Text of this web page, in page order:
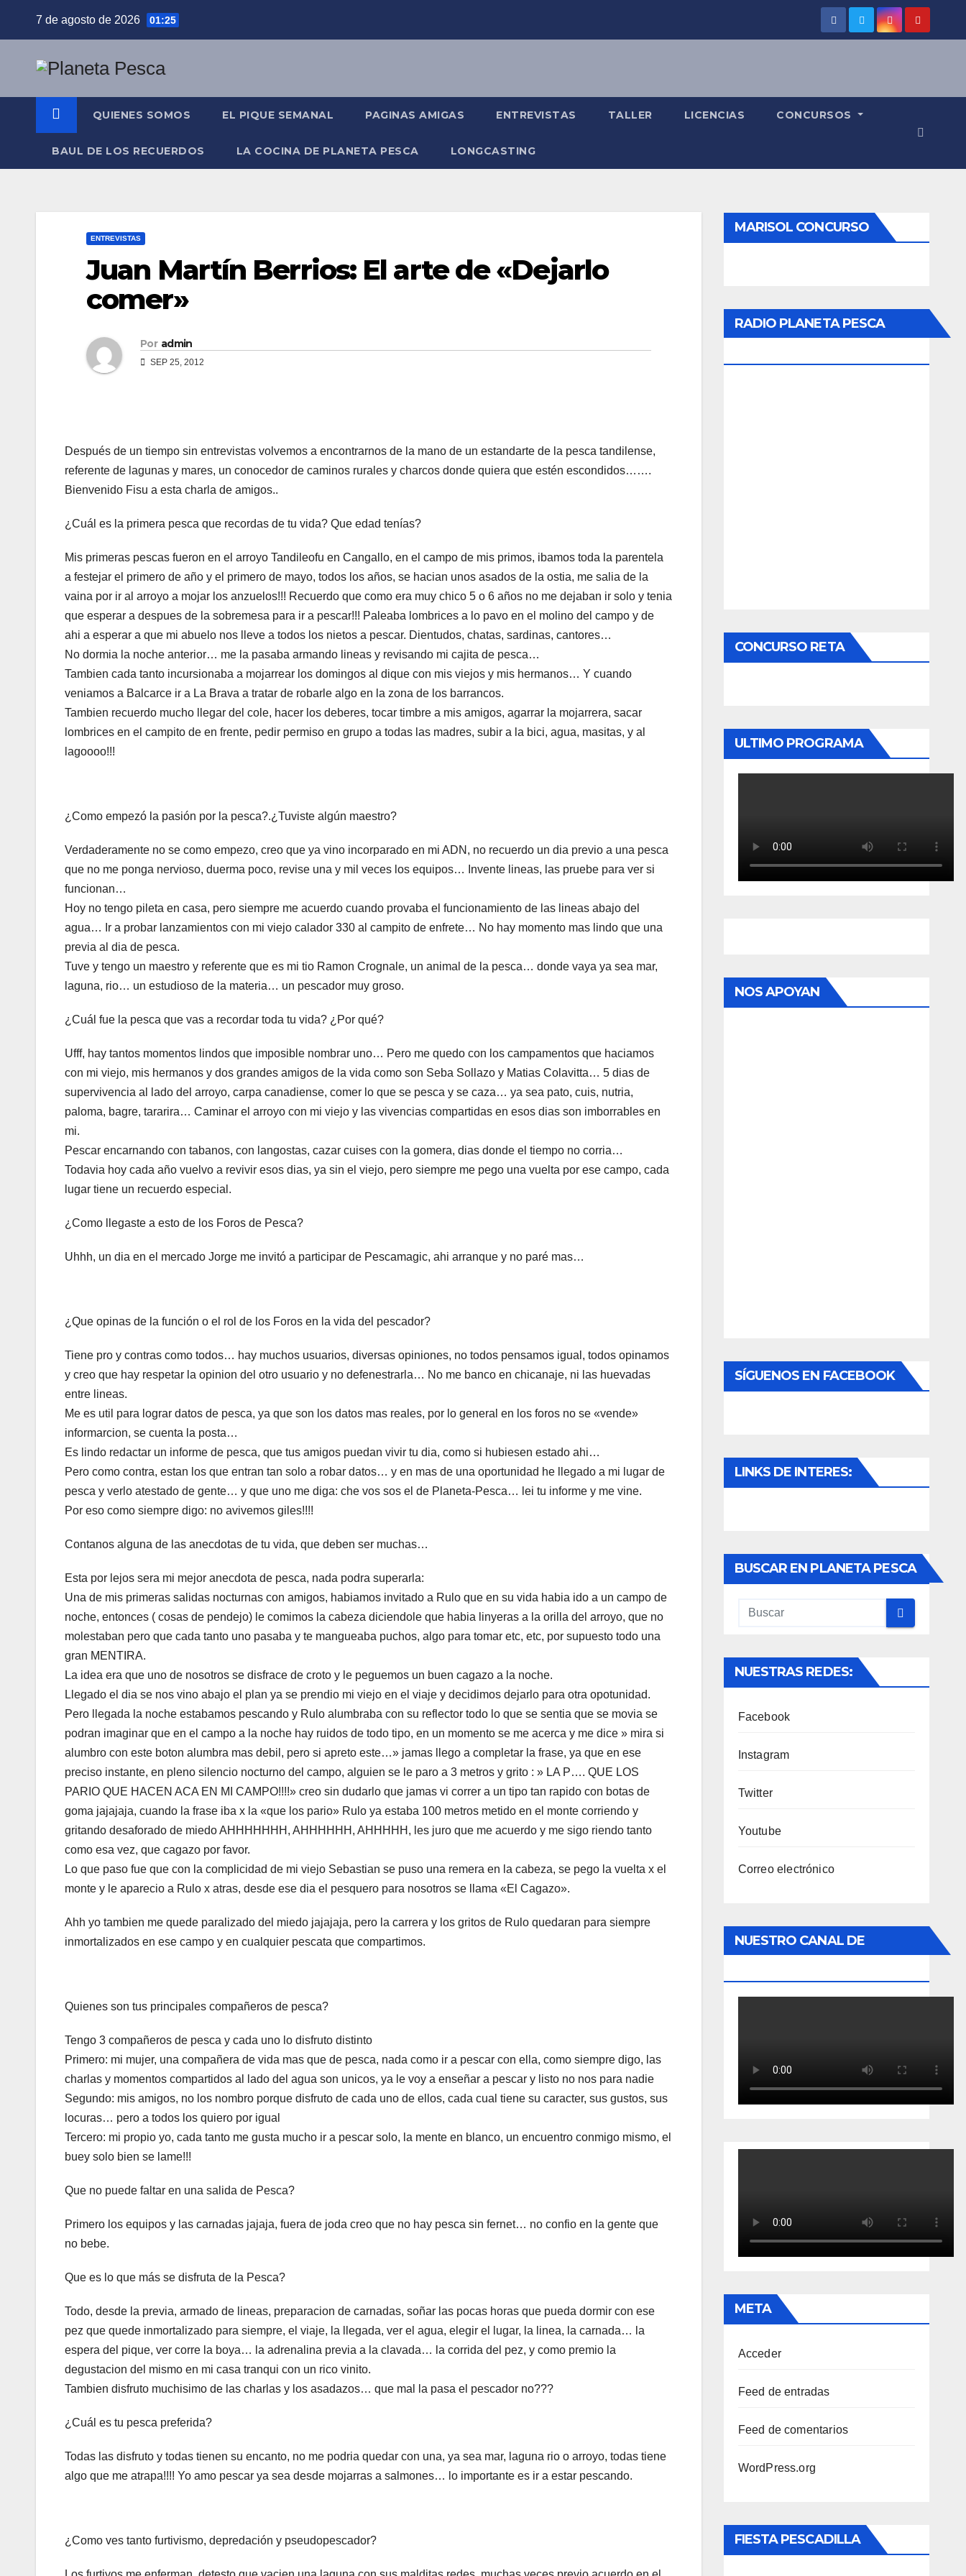
7 de agosto de 2026 01:25
QUIENES SOMOS EL PIQUE SEMANAL PAGINAS AMIGAS ENTREVISTAS TALLER LICENCIAS CONCURSOS
BAUL DE LOS RECUERDOS LA COCINA DE PLANETA PESCA LONGCASTING
ENTREVISTAS
Juan Martín Berrios: El arte de «Dejarlo
comer»
Por admin
SEP 25, 2012
Después de un tiempo sin entrevistas volvemos a encontrarnos de la mano de un estandarte de la pesca tandilense,
referente de lagunas y mares, un conocedor de caminos rurales y charcos donde quiera que estén escondidos…….
Bienvenido Fisu a esta charla de amigos..
¿Cuál es la primera pesca que recordas de tu vida? Que edad tenías?
Mis primeras pescas fueron en el arroyo Tandileofu en Cangallo, en el campo de mis primos, ibamos toda la parentela
a festejar el primero de año y el primero de mayo, todos los años, se hacian unos asados de la ostia, me salia de la
vaina por ir al arroyo a mojar los anzuelos!!! Recuerdo que como era muy chico 5 o 6 años no me dejaban ir solo y tenia
que esperar a despues de la sobremesa para ir a pescar!!! Paleaba lombrices a lo pavo en el molino del campo y de
ahi a esperar a que mi abuelo nos lleve a todos los nietos a pescar. Dientudos, chatas, sardinas, cantores…
No dormia la noche anterior… me la pasaba armando lineas y revisando mi cajita de pesca…
Tambien cada tanto incursionaba a mojarrear los domingos al dique con mis viejos y mis hermanos… Y cuando
veniamos a Balcarce ir a La Brava a tratar de robarle algo en la zona de los barrancos.
Tambien recuerdo mucho llegar del cole, hacer los deberes, tocar timbre a mis amigos, agarrar la mojarrera, sacar
lombrices en el campito de en frente, pedir permiso en grupo a todas las madres, subir a la bici, agua, masitas, y al
lagoooo!!!
¿Como empezó la pasión por la pesca?.¿Tuviste algún maestro?
Verdaderamente no se como empezo, creo que ya vino incorparado en mi ADN, no recuerdo un dia previo a una pesca
que no me ponga nervioso, duerma poco, revise una y mil veces los equipos… Invente lineas, las pruebe para ver si
funcionan…
Hoy no tengo pileta en casa, pero siempre me acuerdo cuando provaba el funcionamiento de las lineas abajo del
agua… Ir a probar lanzamientos con mi viejo calador 330 al campito de enfrete… No hay momento mas lindo que una
previa al dia de pesca.
Tuve y tengo un maestro y referente que es mi tio Ramon Crognale, un animal de la pesca… donde vaya ya sea mar,
laguna, rio… un estudioso de la materia… un pescador muy groso.
¿Cuál fue la pesca que vas a recordar toda tu vida? ¿Por qué?
Ufff, hay tantos momentos lindos que imposible nombrar uno… Pero me quedo con los campamentos que haciamos
con mi viejo, mis hermanos y dos grandes amigos de la vida como son Seba Sollazo y Matias Colavitta… 5 dias de
supervivencia al lado del arroyo, carpa canadiense, comer lo que se pesca y se caza… ya sea pato, cuis, nutria,
paloma, bagre, tararira… Caminar el arroyo con mi viejo y las vivencias compartidas en esos dias son imborrables en
mi.
Pescar encarnando con tabanos, con langostas, cazar cuises con la gomera, dias donde el tiempo no corria…
Todavia hoy cada año vuelvo a revivir esos dias, ya sin el viejo, pero siempre me pego una vuelta por ese campo, cada
lugar tiene un recuerdo especial.
¿Como llegaste a esto de los Foros de Pesca?
Uhhh, un dia en el mercado Jorge me invitó a participar de Pescamagic, ahi arranque y no paré mas…
¿Que opinas de la función o el rol de los Foros en la vida del pescador?
Tiene pro y contras como todos… hay muchos usuarios, diversas opiniones, no todos pensamos igual, todos opinamos
y creo que hay respetar la opinion del otro usuario y no defenestrarla… No me banco en chicanaje, ni las huevadas
entre lineas.
Me es util para lograr datos de pesca, ya que son los datos mas reales, por lo general en los foros no se «vende»
informarcion, se cuenta la posta…
Es lindo redactar un informe de pesca, que tus amigos puedan vivir tu dia, como si hubiesen estado ahi…
Pero como contra, estan los que entran tan solo a robar datos… y en mas de una oportunidad he llegado a mi lugar de
pesca y verlo atestado de gente… y que uno me diga: che vos sos el de Planeta-Pesca… lei tu informe y me vine.
Por eso como siempre digo: no avivemos giles!!!!
Contanos alguna de las anecdotas de tu vida, que deben ser muchas…
Esta por lejos sera mi mejor anecdota de pesca, nada podra superarla:
Una de mis primeras salidas nocturnas con amigos, habiamos invitado a Rulo que en su vida habia ido a un campo de
noche, entonces ( cosas de pendejo) le comimos la cabeza diciendole que habia linyeras a la orilla del arroyo, que no
molestaban pero que cada tanto uno pasaba y te mangueaba puchos, algo para tomar etc, etc, por supuesto todo una
gran MENTIRA.
La idea era que uno de nosotros se disfrace de croto y le peguemos un buen cagazo a la noche.
Llegado el dia se nos vino abajo el plan ya se prendio mi viejo en el viaje y decidimos dejarlo para otra opotunidad.
Pero llegada la noche estabamos pescando y Rulo alumbraba con su reflector todo lo que se sentia que se movia se
podran imaginar que en el campo a la noche hay ruidos de todo tipo, en un momento se me acerca y me dice » mira si
alumbro con este boton alumbra mas debil, pero si apreto este…» jamas llego a completar la frase, ya que en ese
preciso instante, en pleno silencio nocturno del campo, alguien se le paro a 3 metros y grito : » LA P…. QUE LOS
PARIO QUE HACEN ACA EN MI CAMPO!!!!» creo sin dudarlo que jamas vi correr a un tipo tan rapido con botas de
goma jajajaja, cuando la frase iba x la «que los pario» Rulo ya estaba 100 metros metido en el monte corriendo y
gritando desaforado de miedo AHHHHHHH, AHHHHHH, AHHHHH, les juro que me acuerdo y me sigo riendo tanto
como esa vez, que cagazo por favor.
Lo que paso fue que con la complicidad de mi viejo Sebastian se puso una remera en la cabeza, se pego la vuelta x el
monte y le aparecio a Rulo x atras, desde ese dia el pesquero para nosotros se llama «El Cagazo».
Ahh yo tambien me quede paralizado del miedo jajajaja, pero la carrera y los gritos de Rulo quedaran para siempre
inmortalizados en ese campo y en cualquier pescata que compartimos.
Quienes son tus principales compañeros de pesca?
Tengo 3 compañeros de pesca y cada uno lo disfruto distinto
Primero: mi mujer, una compañera de vida mas que de pesca, nada como ir a pescar con ella, como siempre digo, las
charlas y momentos compartidos al lado del agua son unicos, ya le voy a enseñar a pescar y listo no nos para nadie
Segundo: mis amigos, no los nombro porque disfruto de cada uno de ellos, cada cual tiene su caracter, sus gustos, sus
locuras… pero a todos los quiero por igual
Tercero: mi propio yo, cada tanto me gusta mucho ir a pescar solo, la mente en blanco, un encuentro conmigo mismo, el
buey solo bien se lame!!!
Que no puede faltar en una salida de Pesca?
Primero los equipos y las carnadas jajaja, fuera de joda creo que no hay pesca sin fernet… no confio en la gente que
no bebe.
Que es lo que más se disfruta de la Pesca?
Todo, desde la previa, armado de lineas, preparacion de carnadas, soñar las pocas horas que pueda dormir con ese
pez que quede inmortalizado para siempre, el viaje, la llegada, ver el agua, elegir el lugar, la linea, la carnada… la
espera del pique, ver corre la boya… la adrenalina previa a la clavada… la corrida del pez, y como premio la
degustacion del mismo en mi casa tranqui con un rico vinito.
Tambien disfruto muchisimo de las charlas y los asadazos… que mal la pasa el pescador no???
¿Cuál es tu pesca preferida?
Todas las disfruto y todas tienen su encanto, no me podria quedar con una, ya sea mar, laguna rio o arroyo, todas tiene
algo que me atrapa!!!! Yo amo pescar ya sea desde mojarras a salmones… lo importante es ir a estar pescando.
¿Como ves tanto furtivismo, depredación y pseudopescador?
MARISOL CONCURSO
RADIO PLANETA PESCA
CONCURSO RETA
ULTIMO PROGRAMA
NOS APOYAN
SÍGUENOS EN FACEBOOK
LINKS DE INTERES:
BUSCAR EN PLANETA PESCA
NUESTRAS REDES:
Facebook
Instagram
Twitter
Youtube
Correo electrónico
NUESTRO CANAL DE
META
Acceder
Feed de entradas
Feed de comentarios
WordPress.org
FIESTA PESCADILLA